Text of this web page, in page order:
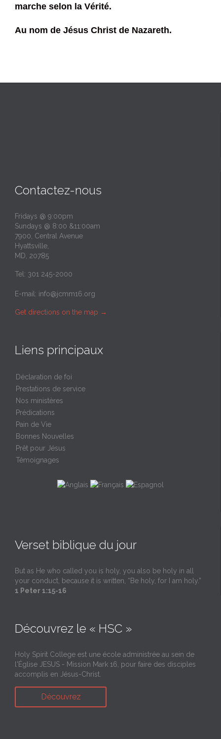
marche selon la Vérité.
Au nom de Jésus Christ de Nazareth.
Contactez-nous
Fridays @ 9:00pm
Sundays @ 8:00 &11:00am
7900, Central Avenue
Hyattsville,
MD, 20785
Tel: 301 245-2000
E-mail: info@jcmm16.org
Get directions on the map →
Liens principaux
Déclaration de foi
Prestations de service
Nos ministères
Prédications
Pain de Vie
Bonnes Nouvelles
Prêt pour Jésus
Témoignages
Verset biblique du jour
But as He who called you is holy, you also be holy in all
your conduct, because it is written, “Be holy, for I am holy.”
1 Peter 1:15-16
Découvrez le « HSC »
Holy Spirit College est une école administrée au sein de
l'Église JESUS - Mission Mark 16, pour faire des disciples
accomplis en Jésus-Christ.
Découvrez